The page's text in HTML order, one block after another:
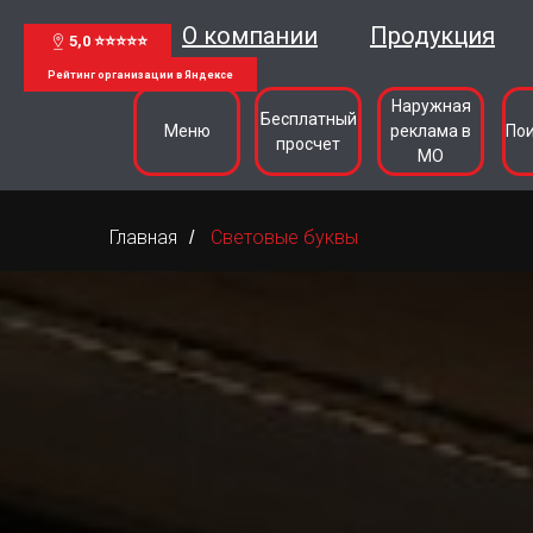
О компании Продукция
Меню
Бесплатный
просчет
Наружная
реклама в
МО
Главная / Световые буквы
5,0 ⭐⭐⭐⭐⭐
Рейтинг организации в Яндексе